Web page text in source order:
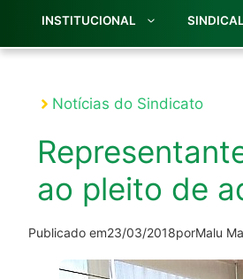
INSTITUCIONAL SINDICAL
Notícias do Sindicato
ao pleito de
Publicado em23/03/2018porMalu